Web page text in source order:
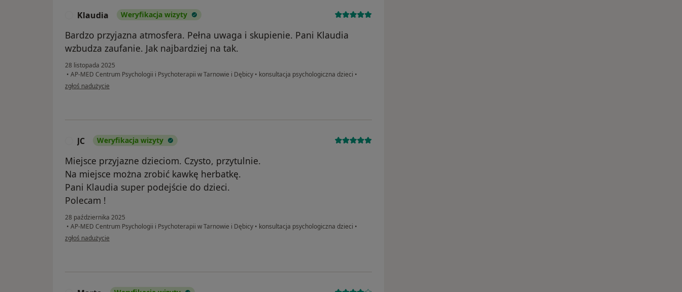
Klaudia Weryfikacja wizyty
Bardzo przyjazna atmosfera. Pełna uwaga i skupienie. Pani Klaudia
wzbudza zaufanie. Jak najbardziej na tak.
28 listopada 2025
• AP-MED Centrum Psychologii i Psychoterapii w Tarnowie i Dębicy • konsultacja psychologiczna dzieci •
w opinii użytkownika Klaudia
zgłoś nadużycie
JC Weryfikacja wizyty
Miejsce przyjazne dzieciom. Czysto, przytulnie.
Na miejsce można zrobić kawkę herbatkę.
Pani Klaudia super podejście do dzieci.
Polecam !
28 października 2025
• AP-MED Centrum Psychologii i Psychoterapii w Tarnowie i Dębicy • konsultacja psychologiczna dzieci •
w opinii użytkownika JC
zgłoś nadużycie